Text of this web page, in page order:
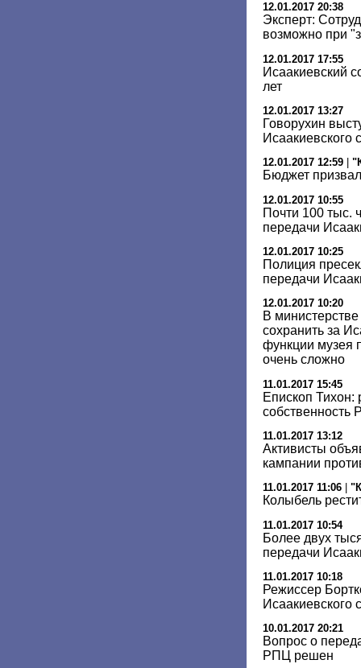
12.01.2017 20:38
Эксперт:
возможно при
12.01.2017 17:55
Исаакиевский
лет
12.01.2017 13:27
Говорухин
Исаакиевского
12.01.2017 12:59
Бюджет
12.01.2017 10:55
Почти 100 тыс.
передачи
12.01.2017 10:25
Полиция
передачи
12.01.2017 10:20
В министерстве
сохранить за
функции музея
очень сложно
11.01.2017 15:45
Епископ Тихон:
собственность
11.01.2017 13:12
Активисты
кампании
11.01.2017 11:06
Колыбель
11.01.2017 10:54
Более двух
передачи
11.01.2017 10:18
Режиссер
10.01.2017 20:21
Вопрос о
РПЦ решен